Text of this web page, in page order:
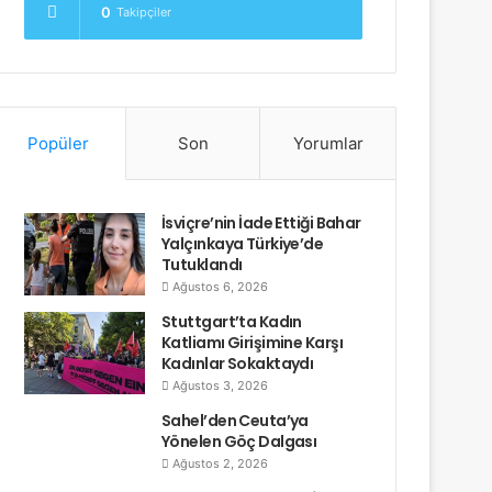
0 Takipçiler
Popüler Son Yorumlar
İsviçre’nin İade Ettiği Bahar
Yalçınkaya Türkiye’de
Tutuklandı
Ağustos 6, 2026
Stuttgart’ta Kadın
Katliamı Girişimine Karşı
Kadınlar Sokaktaydı
Ağustos 3, 2026
Sahel’den Ceuta’ya
Yönelen Göç Dalgası
Ağustos 2, 2026